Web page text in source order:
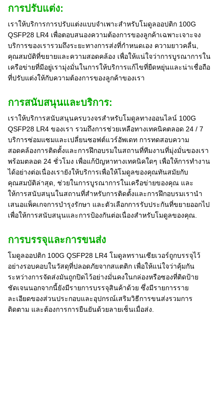
การปรับแต่ง:
เราให้บริการการปรับแต่งแบบจําเพาะสําหรับโมดูลออปติก 100G
QSFP28 LR4 เพื่อตอบสนองความต้องการของลูกค้าเฉพาะเจาะจง
บริการของเรารวมถึงระยะทางการส่งที่กําหนดเอง ความยาวคลื่น,
คุณสมบัติที่ขยายและความสอดคล้อง เพื่อให้แน่ใจว่าการบูรณาการใน
เครือข่ายที่มีอยู่เรามุ่งมั่นในการให้บริการแก้ไขที่ยืดหยุ่นและน่าเชื่อถือ
ที่ปรับแต่งให้กับความต้องการของลูกค้าของเรา
การสนับสนุนและบริการ:
เราให้บริการสนับสนุนครบวงจรสําหรับโมดูลทางออนไลน์ 100G
QSFP28 LR4 ของเรา รวมถึงการช่วยเหลือทางเทคนิคตลอด 24 / 7
บริการซ่อมแซมและเปลี่ยนซอฟต์แวร์อัพเดท การทดสอบความ
สอดคล้องการติดตั้งและการฝึกอบรมในสถานที่ทีมงานที่มุ่งมั่นของเรา
พร้อมตลอด 24 ชั่วโมง เพื่อแก้ปัญหาทางเทคนิคใดๆ เพื่อให้การทํางาน
ได้อย่างต่อเนื่องเรายังให้บริการเพื่อให้โมดูลของคุณทันสมัยกับ
คุณสมบัติล่าสุด, ช่วยในการบูรณาการในเครือข่ายของคุณ และ
ให้การสนับสนุนในสถานที่สําหรับการติดตั้งและการฝึกอบรมเรานํา
เสนอแพ็คเกจการบํารุงรักษา และตัวเลือกการรับประกันที่ขยายออกไป
เพื่อให้การสนับสนุนและการป้องกันต่อเนื่องสําหรับโมดูลของคุณ.
การบรรจุและการขนส่ง
โมดูลออปติก 100G QSFP28 LR4 โมดูลทรานเซียเวอร์ถูกบรรจุไว้
อย่างรอบคอบในวัสดุที่ปลอดภัยจากสแตติก เพื่อให้แน่ใจว่าคุ้มกัน
ระหว่างการจัดส่งมันถูกปิดไว้อย่างมั่นคงในกล่องหรือซองที่ติดป้าย
ชัดเจนนอกจากนี้ยังมีรายการบรรจุสินค้าด้วย ซึ่งมีรายการราย
ละเอียดของส่วนประกอบและอุปกรณ์เสริมวิธีการขนส่งรวมการ
ติดตาม และต้องการการยืนยันด้วยลายเซ็นเมื่อส่ง.